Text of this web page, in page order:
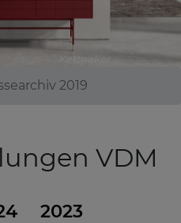
Kettnaker
2019
VDM
2023